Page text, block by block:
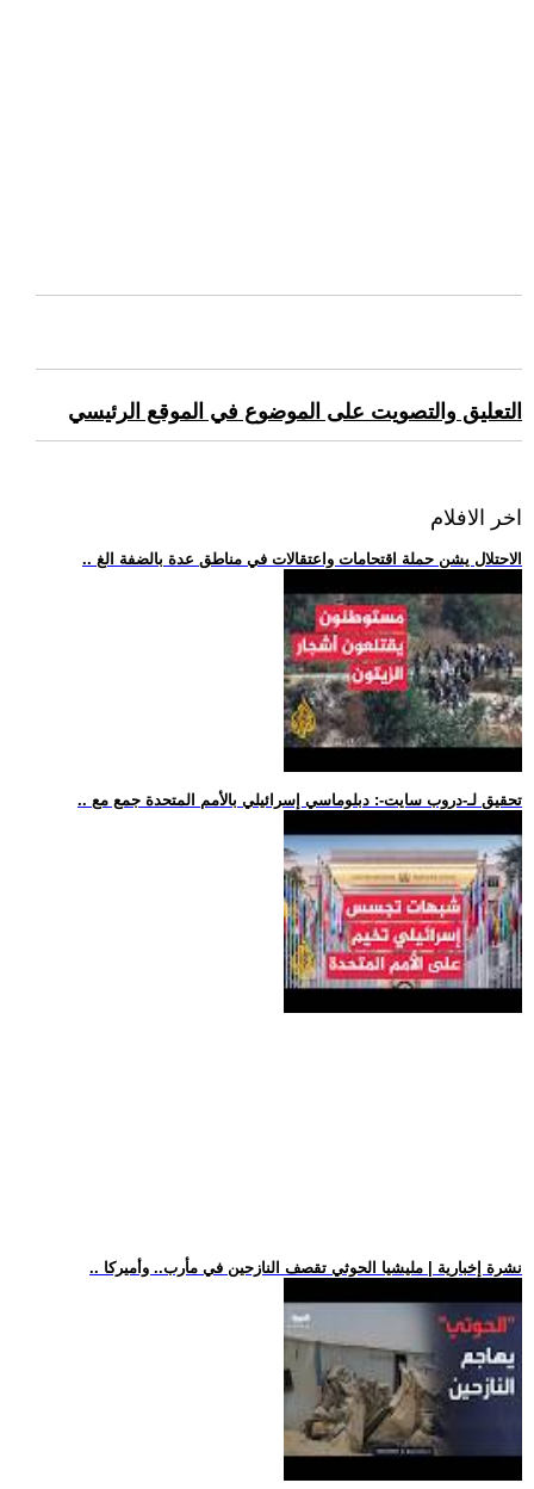
التعليق والتصويت على الموضوع في الموقع الرئيسي
اخر الافلام
.. الاحتلال يشن حملة اقتحامات واعتقالات في مناطق عدة بالضفة الغ
.. تحقيق لـ-دروب سايت-: دبلوماسي إسرائيلي بالأمم المتحدة جمع مع
.. نشرة إخبارية | مليشيا الحوثي تقصف النازحين في مأرب.. وأميركا